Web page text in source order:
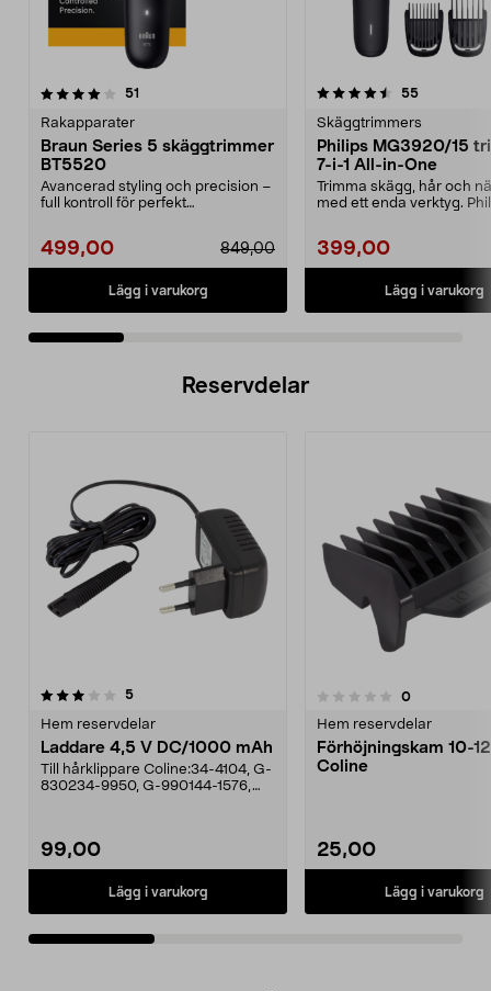
51
Rakapparater
Braun Series 5 skäggtrimmer
BT5520
Avancerad styling och precision –
full kontroll för perfekt
499,00 849,00
Lägg i varukorg
4.5 av 5 stjärnor 55recensioner
Skäggtrimmers
Philips MG3920/15
7-i-1 All-in-One
Trimma skägg, hår och
med ett enda verktyg.
399,00
Lägg i varukorg
4.5 av 5 stjärnor
Reservdelar
5recensioner
Hem reservdelar
Laddare 4,5 V DC/1000 mAh
Till hårklippare Coline:34-4104, G-
830234-9950, G-990144-1576,
99,00
Lägg i varukorg
0.0 av 5 stjärnor 0recensioner
Hem reservdelar
Förhöjningskam 10-
Coline
25,00
Lägg i varukorg
0.0av 5 stjärnor